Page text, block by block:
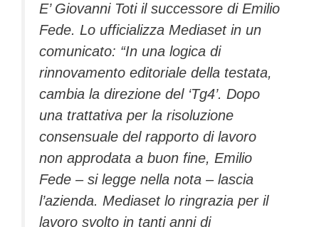
o
o
k
s
n
m p
p
di
E’ Giovanni Toti il successore di Emilio
Fede. Lo ufficializza Mediaset in un
comunicato: “In una logica di
rinnovamento editoriale della testata,
cambia la direzione del ‘Tg4’. Dopo
una trattativa per la risoluzione
consensuale del rapporto di lavoro
non approdata a buon fine, Emilio
Fede – si legge nella nota – lascia
l’azienda. Mediaset lo ringrazia per il
lavoro svolto in tanti anni di